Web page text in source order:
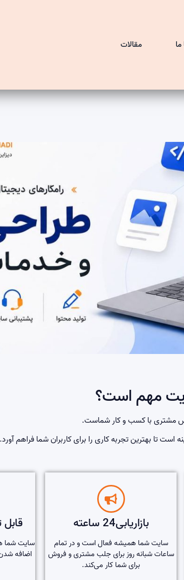
مقالات
مهم است؟
مشتری با کسب و کار شماست.
تا بهترین تجربه کاری را برای کاربران شما فراهم آورد.
بازاریابی24 ساعته
سایت شما همیشه فعال است و در تمام
ساعات شبانه روز برای جلب مشتری و فروش
برای شما کار می‌کند.
سایت شما
اضافه شدن